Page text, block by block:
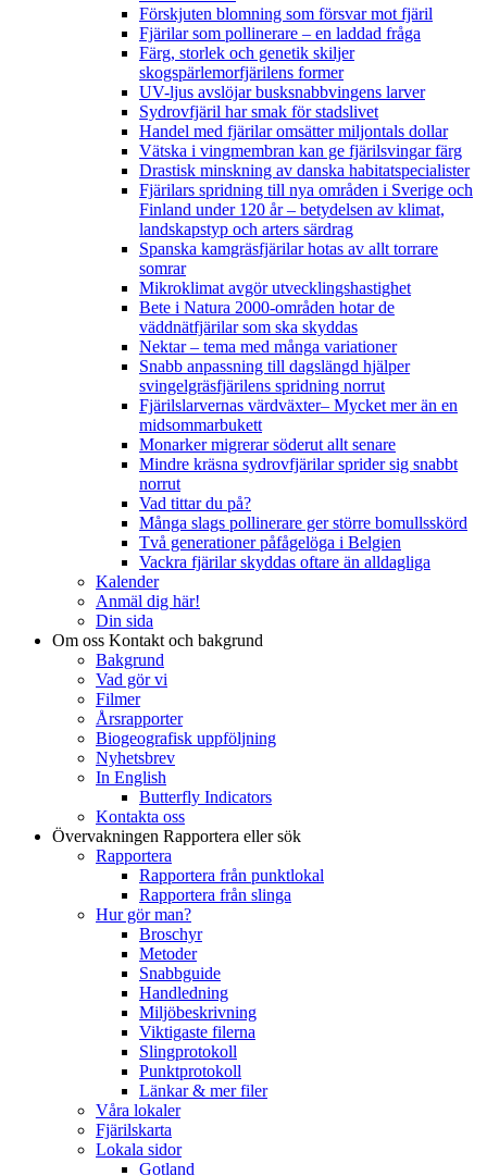
Förskjuten blomning som försvar mot fjäril
Fjärilar som pollinerare – en laddad fråga
Färg, storlek och genetik skiljer
skogspärlemorfjärilens former
UV-ljus avslöjar busksnabbvingens larver
Sydrovfjäril har smak för stadslivet
Handel med fjärilar omsätter miljontals dollar
Vätska i vingmembran kan ge fjärilsvingar färg
Drastisk minskning av danska habitatspecialister
Fjärilars spridning till nya områden i Sverige och
Finland under 120 år– betydelsen av klimat,
landskapstyp och arters särdrag
Spanska kamgräsfjärilar hotas av allt torrare
somrar
Mikroklimat avgör utvecklingshastighet
Bete i Natura 2000-områden hotar de
väddnätfjärilar som ska skyddas
Nektar – tema med många variationer
Snabb anpassning till dagslängd hjälper
svingelgräsfjärilens spridning norrut
Fjärilslarvernas värdväxter– Mycket mer än en
midsommarbukett
Monarker migrerar söderut allt senare
Mindre kräsna sydrovfjärilar sprider sig snabbt
norrut
Vad tittar du på?
Många slags pollinerare ger större bomullsskörd
Två generationer påfågelöga i Belgien
Vackra fjärilar skyddas oftare än alldagliga
Kalender
Anmäl dig här!
Din sida
Om oss Kontakt och bakgrund
Bakgrund
Vad gör vi
Filmer
Årsrapporter
Biogeografisk uppföljning
Nyhetsbrev
In English
Butterfly Indicators
Kontakta oss
Övervakningen Rapportera eller sök
Rapportera
Rapportera från punktlokal
Rapportera från slinga
Hur gör man?
Broschyr
Metoder
Snabbguide
Handledning
Miljöbeskrivning
Viktigaste filerna
Slingprotokoll
Punktprotokoll
Länkar & mer filer
Våra lokaler
Fjärilskarta
Lokala sidor
Gotland